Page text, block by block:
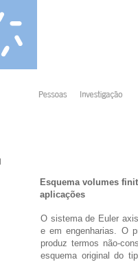
Esquema volumes
aplicações
O sistema de Euler
e em engenharias. O
produz termos não-
esquema original do